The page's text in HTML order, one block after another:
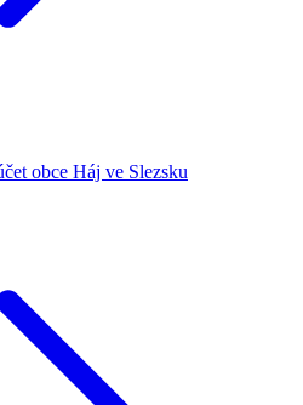
obce Háj ve Slezsku